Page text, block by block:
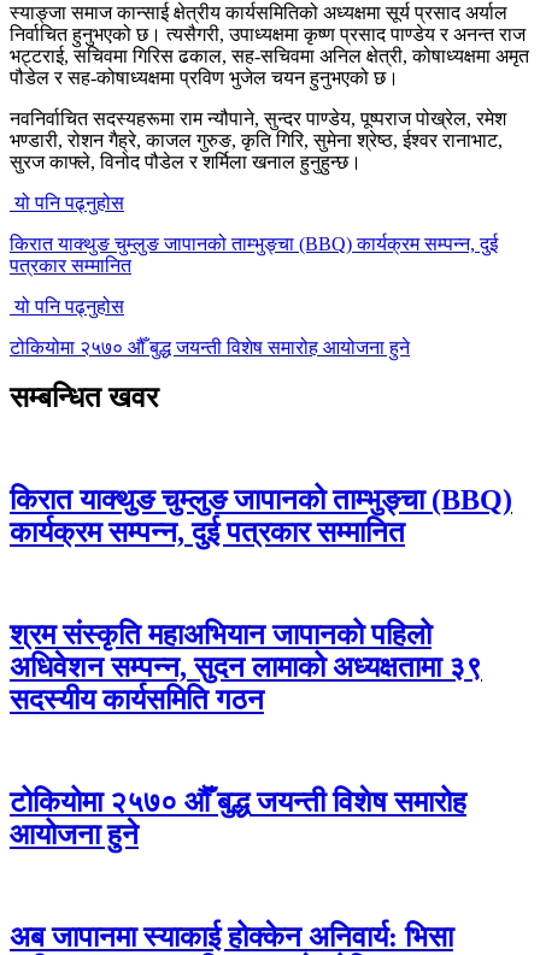
स्याङ्जा समाज कान्साई क्षेत्रीय कार्यसमितिको अध्यक्षमा सूर्य प्रसाद अर्याल
निर्वाचित हुनुभएको छ। त्यसैगरी, उपाध्यक्षमा कृष्ण प्रसाद पाण्डेय र अनन्त राज
भट्टराई, सचिवमा गिरिस ढकाल, सह-सचिवमा अनिल क्षेत्री, कोषाध्यक्षमा अमृत
पौडेल र सह-कोषाध्यक्षमा प्रविण भुजेल चयन हुनुभएको छ।
नवनिर्वाचित सदस्यहरूमा राम न्यौपाने, सुन्दर पाण्डेय, पूष्पराज पोख्रेल, रमेश
भण्डारी, रोशन गैह्रे, काजल गुरुङ, कृति गिरि, सुमेना श्रेष्ठ, ईश्वर रानाभाट,
सुरज काफ्ले, विनोद पौडेल र शर्मिला खनाल हुनुहुन्छ।
यो पनि पढ्नुहोस
किरात याक्थुङ चुम्लुङ जापानको ताम्भुङ्चा (BBQ) कार्यक्रम सम्पन्न, दुई
पत्रकार सम्मानित
यो पनि पढ्नुहोस
टोकियोमा २५७० औँ बुद्ध जयन्ती विशेष समारोह आयोजना हुने
सम्बन्धित खवर
किरात याक्थुङ चुम्लुङ जापानको ताम्भुङ्चा (BBQ)
कार्यक्रम सम्पन्न, दुई पत्रकार सम्मानित
श्रम संस्कृति महाअभियान जापानको पहिलो
अधिवेशन सम्पन्न, सुदन लामाको अध्यक्षतामा ३९
सदस्यीय कार्यसमिति गठन
टोकियोमा २५७० औँ बुद्ध जयन्ती विशेष समारोह
आयोजना हुने
अब जापानमा स्याकाई होक्केन अनिवार्य: भिसा